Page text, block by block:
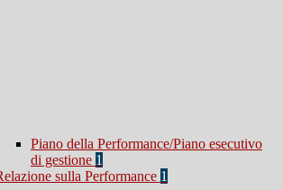
Piano della Performance/Piano esecutivo
di gestione 1
sulla Performance 1